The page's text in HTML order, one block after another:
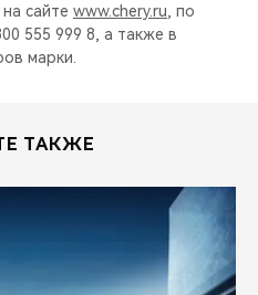
сайте www.chery.ru , по
555 999 8, а также в
марки.
ТАКЖЕ